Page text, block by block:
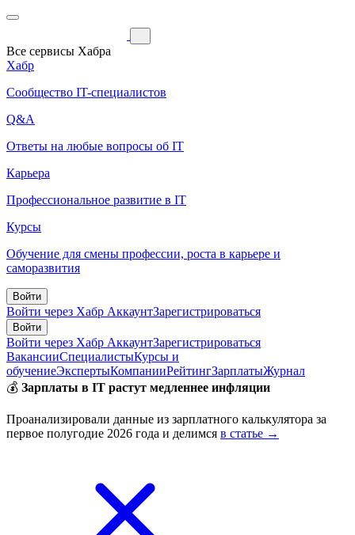
Все сервисы Хабра
Хабр
Сообщество IT-специалистов
Q&A
Ответы на любые вопросы об IT
Карьера
Профессиональное развитие в IT
Курсы
Обучение для смены профессии, роста в карьере и
саморазвития
Войти
Войти через Хабр АккаунтЗарегистрироваться
Войти
Войти через Хабр АккаунтЗарегистрироваться
ВакансииСпециалистыКурсы и
обучениеЭкспертыКомпанииРейтингЗарплатыЖурнал
💰 Зарплаты в IT растут медленнее инфляции
Проанализировали данные из зарплатного калькулятора за
первое полугодие 2026 года и делимся в статье →